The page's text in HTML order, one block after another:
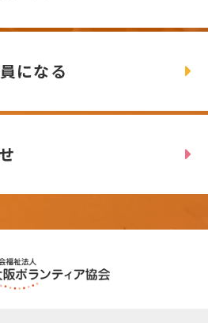
になる